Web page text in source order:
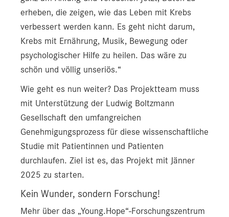
erheben, die zeigen, wie das Leben mit Krebs
verbessert werden kann. Es geht nicht darum,
Krebs mit Ernährung, Musik, Bewegung oder
psychologischer Hilfe zu heilen. Das wäre zu
schön und völlig unseriös.“
Wie geht es nun weiter? Das Projektteam muss
mit Unterstützung der Ludwig Boltzmann
Gesellschaft den umfangreichen
Genehmigungsprozess für diese wissenschaftliche
Studie mit Patientinnen und Patienten
durchlaufen. Ziel ist es, das Projekt mit Jänner
2025 zu starten.
Kein Wunder, sondern Forschung!
Mehr über das „Young.Hope“-Forschungszentrum